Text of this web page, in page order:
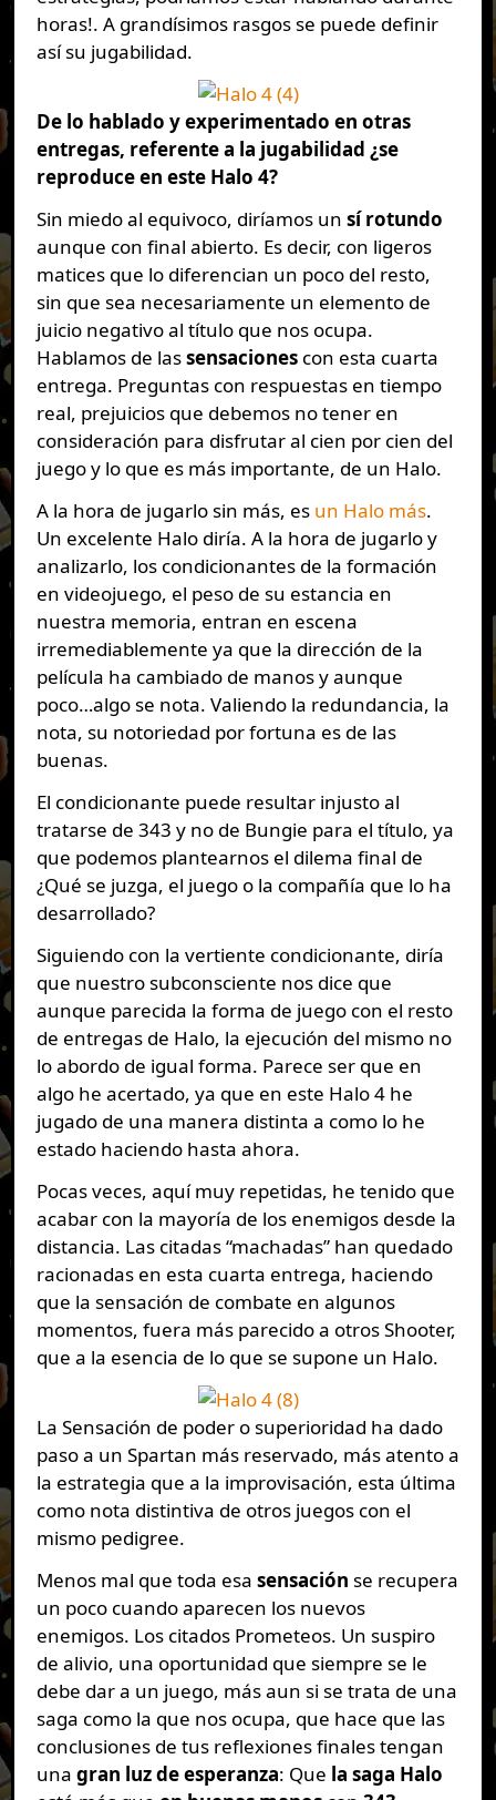
horas!. A grandísimos rasgos se puede definir
así su jugabilidad.
De lo hablado y experimentado en otras
entregas, referente a la jugabilidad ¿se
reproduce en este Halo 4?
Sin miedo al equivoco, diríamos un sí rotundo
aunque con final abierto. Es decir, con ligeros
matices que lo diferencian un poco del resto,
sin que sea necesariamente un elemento de
juicio negativo al título que nos ocupa.
Hablamos de lassensacionescon esta cuarta
entrega. Preguntas con respuestas en tiempo
real, prejuicios que debemos no tener en
consideración para disfrutar al cien por cien del
juego y lo que es más importante, de un Halo.
A la hora de jugarlo sin más, es un Halo más.
Un excelente Halo diría. A la hora de jugarlo y
analizarlo, los condicionantes de la formación
en videojuego, el peso de su estancia en
nuestra memoria, entran en escena
irremediablemente ya que la dirección de la
película ha cambiado de manos y aunque
poco…algo se nota. Valiendo la redundancia, la
nota, su notoriedad por fortuna es de las
buenas.
El condicionante puede resultar injusto al
tratarse de 343 y no de Bungie para el título, ya
que podemos plantearnos el dilema final de
¿Qué se juzga, el juego o la compañía que lo ha
desarrollado?
Siguiendo con la vertiente condicionante, diría
que nuestro subconsciente nos dice que
aunque parecida la forma de juego con el resto
de entregas de Halo, la ejecución del mismo no
lo abordo de igual forma. Parece ser que en
algo he acertado, ya que en este Halo 4 he
jugado de una manera distinta a como lo he
estado haciendo hasta ahora.
Pocas veces, aquí muy repetidas, he tenido que
acabar con la mayoría de los enemigos desde la
distancia. Las citadas “machadas” han quedado
racionadas en esta cuarta entrega, haciendo
que la sensación de combate en algunos
momentos, fuera más parecido a otros Shooter,
que a la esencia de lo que se supone un Halo.
La Sensación de poder o superioridad ha dado
paso a un Spartan más reservado, más atento a
la estrategia que a la improvisación, esta última
como nota distintiva de otros juegos con el
mismo pedigree.
Menos mal que toda esa sensación se recupera
un poco cuando aparecen los nuevos
enemigos. Los citados Prometeos. Un suspiro
de alivio, una oportunidad que siempre se le
debe dar a un juego, más aun si se trata de una
saga como la que nos ocupa, que hace que las
conclusiones de tus reflexiones finales tengan
una gran luz de esperanza: Que la saga Halo